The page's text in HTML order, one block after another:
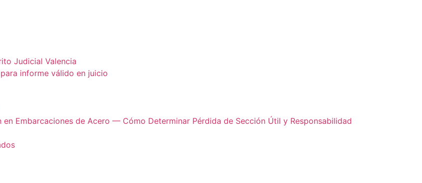
Judicial Valencia
informe válido en juicio
en Embarcaciones de Acero — Cómo Determinar Pérdida de Sección Útil y Responsabilidad